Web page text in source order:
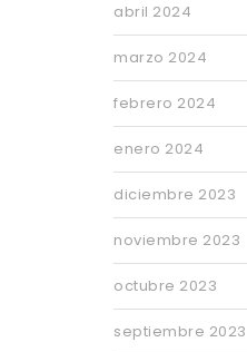
abril 2024
marzo 2024
febrero 2024
enero 2024
diciembre 2023
noviembre 2023
octubre 2023
septiembre 2023